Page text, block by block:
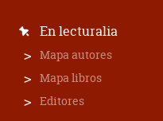
En lecturalia
Mapa autores
Mapa libros
Editores